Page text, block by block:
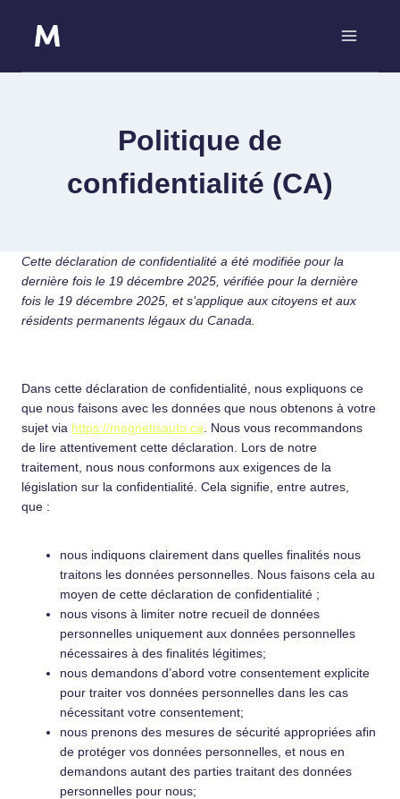
Politique de
confidentialité (CA)
Cette déclaration de confidentialité a été modifiée pour la
dernière fois le 19 décembre 2025, vérifiée pour la dernière
fois le 19 décembre 2025, et s’applique aux citoyens et aux
résidents permanents légaux du Canada.
Dans cette déclaration de confidentialité, nous expliquons ce
que nous faisons avec les données que nous obtenons à votre
sujet via https://magnetisauto.ca . Nous vous recommandons
de lire attentivement cette déclaration. Lors de notre
traitement, nous nous conformons aux exigences de la
législation sur la confidentialité. Cela signifie, entre autres,
que :
nous indiquons clairement dans quelles finalités nous
traitons les données personnelles. Nous faisons cela au
moyen de cette déclaration de confidentialité ;
nous visons à limiter notre recueil de données
personnelles uniquement aux données personnelles
nécessaires à des finalités légitimes;
nous demandons d’abord votre consentement explicite
pour traiter vos données personnelles dans les cas
nécessitant votre consentement;
nous prenons des mesures de sécurité appropriées afin
de protéger vos données personnelles, et nous en
demandons autant des parties traitant des données
personnelles pour nous;